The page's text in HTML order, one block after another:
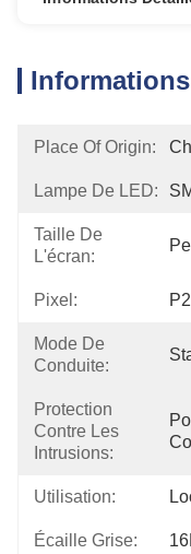
Place Of Origin:
Lampe De LED:
Taille De
L'écran:
Pixel:
Mode De
Conduite:
Protection
Contre Les
Intrusions:
Utilisation:
Écaille Grise: